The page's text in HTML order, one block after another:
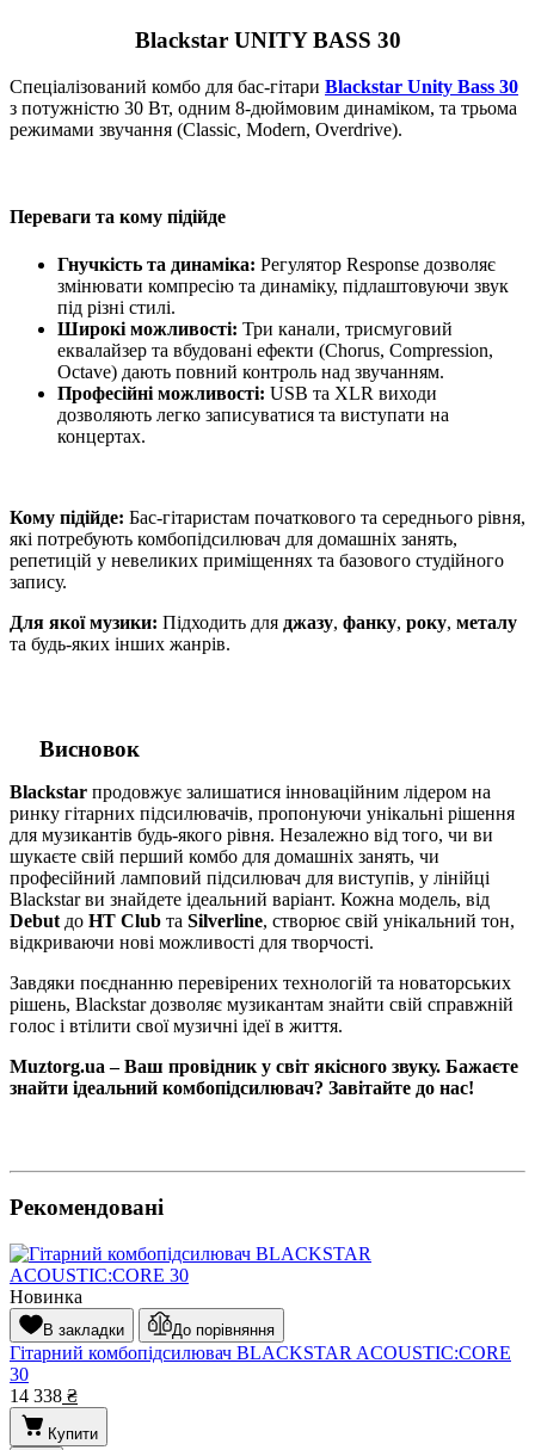
Blackstar UNITY BASS 30
Спеціалізований комбо для бас-гітари Blackstar Unity Bass 30
з потужністю 30 Вт, одним 8-дюймовим динаміком, та трьома
режимами звучання (Classic, Modern, Overdrive).
Переваги та кому підійде
Гнучкість та динаміка: Регулятор Response дозволяє
змінювати компресію та динаміку, підлаштовуючи звук
під різні стилі.
Широкі можливості: Три канали, трисмуговий
еквалайзер та вбудовані ефекти (Chorus, Compression,
Octave) дають повний контроль над звучанням.
Професійні можливості: USB та XLR виходи
дозволяють легко записуватися та виступати на
концертах.
Кому підійде: Бас-гітаристам початкового та середнього рівня,
які потребують комбопідсилювач для домашніх занять,
репетицій у невеликих приміщеннях та базового студійного
запису.
Для якої музики: Підходить для джазу, фанку, року, металу
та будь-яких інших жанрів.
Висновок
Blackstar продовжує залишатися інноваційним лідером на
ринку гітарних підсилювачів, пропонуючи унікальні рішення
для музикантів будь-якого рівня. Незалежно від того, чи ви
шукаєте свій перший комбо для домашніх занять, чи
професійний ламповий підсилювач для виступів, у лінійці
Blackstar ви знайдете ідеальний варіант. Кожна модель, від
Debut до HT Club та Silverline, створює свій унікальний тон,
відкриваючи нові можливості для творчості.
Завдяки поєднанню перевірених технологій та новаторських
рішень, Blackstar дозволяє музикантам знайти свій справжній
голос і втілити свої музичні ідеї в життя.
Мuztorg.ua – Ваш провідник у світ якісного звуку. Бажаєте
знайти ідеальний комбопідсилювач? Завітайте до нас!
Рекомендовані
Новинка
В закладки До порівняння
Гітарний комбопідсилювач BLACKSTAR ACOUSTIC:CORE
30
14 338 ₴
Купити